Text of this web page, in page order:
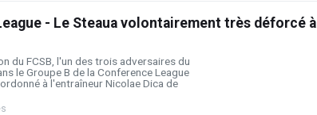
- Le Steaua volontairement très déforcé à
du FCSB, l'un des trois adversaires du
le Groupe B de la Conference League
à l'entraîneur Nicolae Dica de